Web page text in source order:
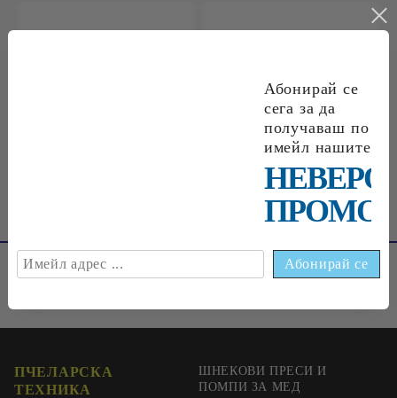
ПЧЕЛАРСКА
ТЕХНИКА
ШНЕКОВИ ПРЕСИ И
ПОМПИ ЗА МЕД
Абонирай се
сега за да
получаваш по
имейл нашите